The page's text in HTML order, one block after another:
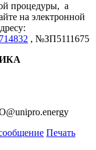
процедуры, а
на электронной
, №ЗП5111675
Печать